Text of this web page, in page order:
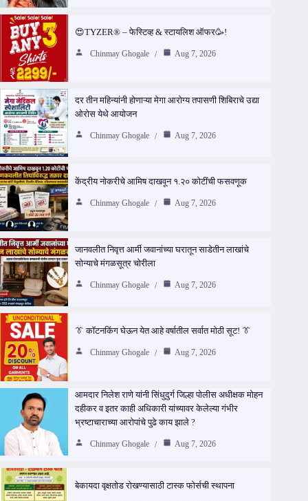
😍TYZER® – फेस्टिव्ह & स्टायलिश ऑफर🥳!
Chinmay Ghogale Aug 7, 2026
दर तीन महिन्यांनी होणाऱ्या मेगा आरोग्य तपासणी शिबिराचे उद्या
ओरोस येथे आयोजन
Chinmay Ghogale Aug 7, 2026
केंद्रीय नोकरीचे आमिष दाखवून १.२० कोटींची फसवणूक
Chinmay Ghogale Aug 7, 2026
जानवलीत निवृत्त आर्मी जवानांच्या घरातून साडेतीन लाखांचे
सोन्याचे मंगळसूत्र चोरीला
Chinmay Ghogale Aug 7, 2026
👔 कॉटनकिंग घेऊन येत आहे वर्षातील सर्वात मोठी सूट! 👔
Chinmay Ghogale Aug 7, 2026
आमदार निलेश राणे यांनी सिंधुदुर्ग जिल्हा पोलीस अधीक्षक मोहन
दहीकर व इतर काही अधिकारी यांच्यावर केलेल्या गंभीर
भ्रष्टाचाराच्या आरोपांचे पुढे काय झाले ?
Chinmay Ghogale Aug 7, 2026
बेकायदा वृक्षतोड रोखण्यासाठी टास्क फोर्सची स्थापना